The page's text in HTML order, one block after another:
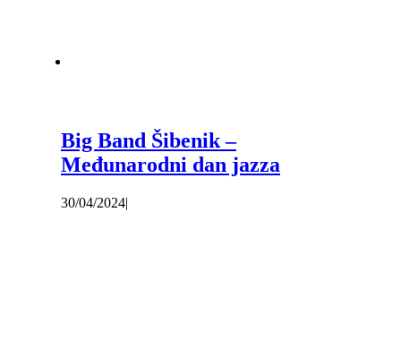
Big Band Šibenik –
Međunarodni dan jazza
30/04/2024|